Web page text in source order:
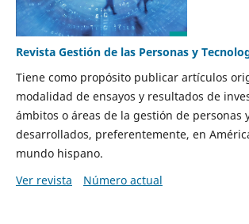
Revista Gestión de las Personas y
Tiene como propósito publicar artículos
modalidad de ensayos y resultados de
ámbitos o áreas de la gestión de personas
desarrollados, preferentemente, en
mundo hispano.
Ver revista
Número actual